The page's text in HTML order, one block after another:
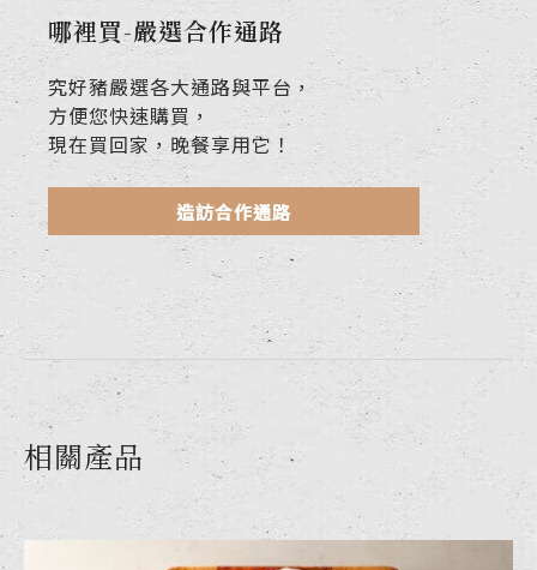
哪裡買-嚴選合作通路
究好豬嚴選各大通路與平台，
方便您快速購買，
現在買回家，晚餐享用它！
造訪合作通路
相關產品